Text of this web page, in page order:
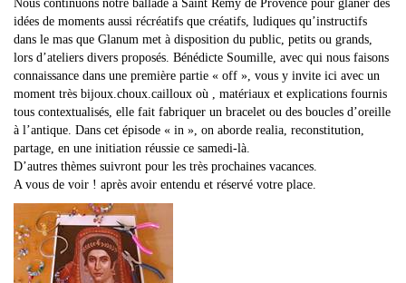
Nous continuons notre ballade à Saint Rémy de Provence pour glaner des
idées de moments aussi récréatifs que créatifs, ludiques qu’instructifs
dans le mas que Glanum met à disposition du public, petits ou grands,
lors d’ateliers divers proposés. Bénédicte Soumille, avec qui nous faisons
connaissance dans une première partie « off », vous y invite ici avec un
moment très bijoux.choux.cailloux où , matériaux et explications fournis
tous contextualisés, elle fait fabriquer un bracelet ou des boucles d’oreille
à l’antique. Dans cet épisode « in », on aborde realia, reconstitution,
partage, en une initiation réussie ce samedi-là.
D’autres thèmes suivront pour les très prochaines vacances.
A vous de voir ! après avoir entendu et réservé votre place.